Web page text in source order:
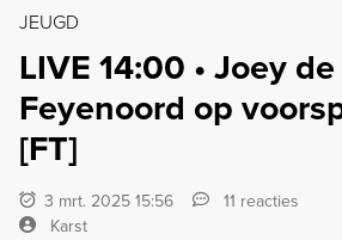
JEUGD
LIVE 14:00 • Joey
Feyenoord op
[FT]
3 mrt. 2025 15:56
11 reacties
Karst